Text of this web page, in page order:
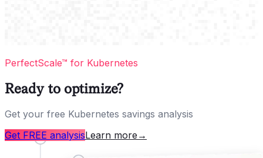
PerfectScale™ for Kubernetes
Ready to optimize?
Get your free Kubernetes savings analysis
Get FREE analysisLearn more →